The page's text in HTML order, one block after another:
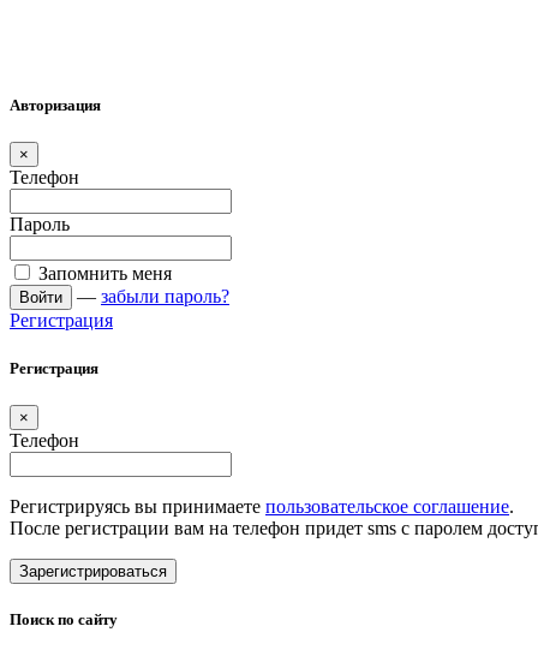
Авторизация
×
Телефон
Пароль
Запомнить меня
Войти — забыли пароль?
Регистрация
Регистрация
×
Телефон
Регистрируясь вы принимаете пользовательское соглашение.
После регистрации вам на телефон придет sms с паролем
Зарегистрироваться
Поиск по сайту